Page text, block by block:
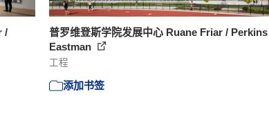
/
普罗维登斯学院发展中心 Ruane Friar / Perkins
Eastman
工程
添加书签